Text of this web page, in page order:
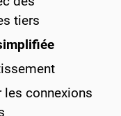
tiers
les connexions